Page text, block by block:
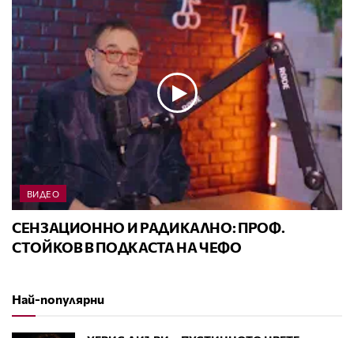
ВИДЕО
СЕНЗАЦИОННО И РАДИКАЛНО: ПРОФ.
СТОЙКОВ В ПОДКАСТА НА ЧЕФО
Най-популярни